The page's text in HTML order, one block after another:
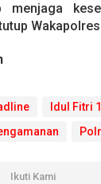
menjaga
Idul Fitri
Ikuti Kami